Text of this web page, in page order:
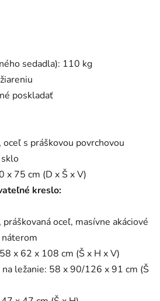
sedadla): 110 kg
poskladať
s práškovou povrchovou
x 75 cm (D x Š x V)
kreslo:
oceľ, masívne akáciové
x 62 x 108 cm (Š x H x V)
ležanie: 58 x 90/126 x 91 cm (Š